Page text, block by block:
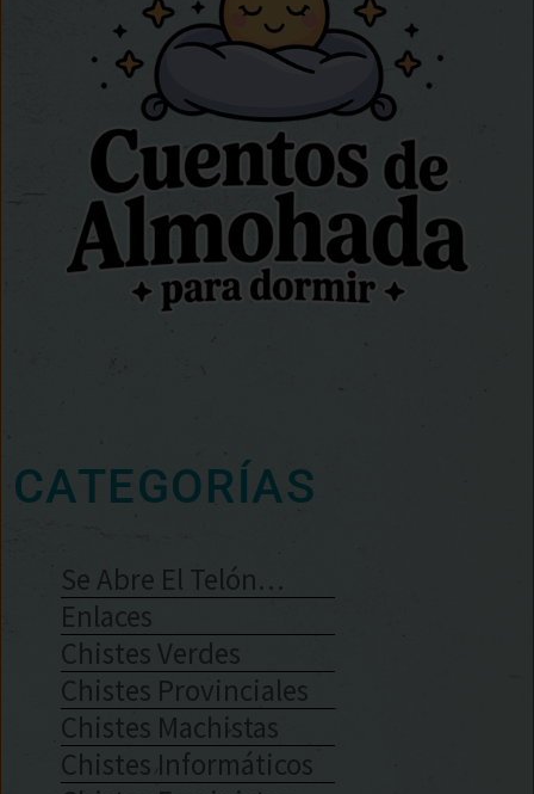
CATEGORÍAS
Se Abre El Telón…
Enlaces
Chistes Verdes
Chistes Provinciales
Chistes Machistas
Chistes Informáticos